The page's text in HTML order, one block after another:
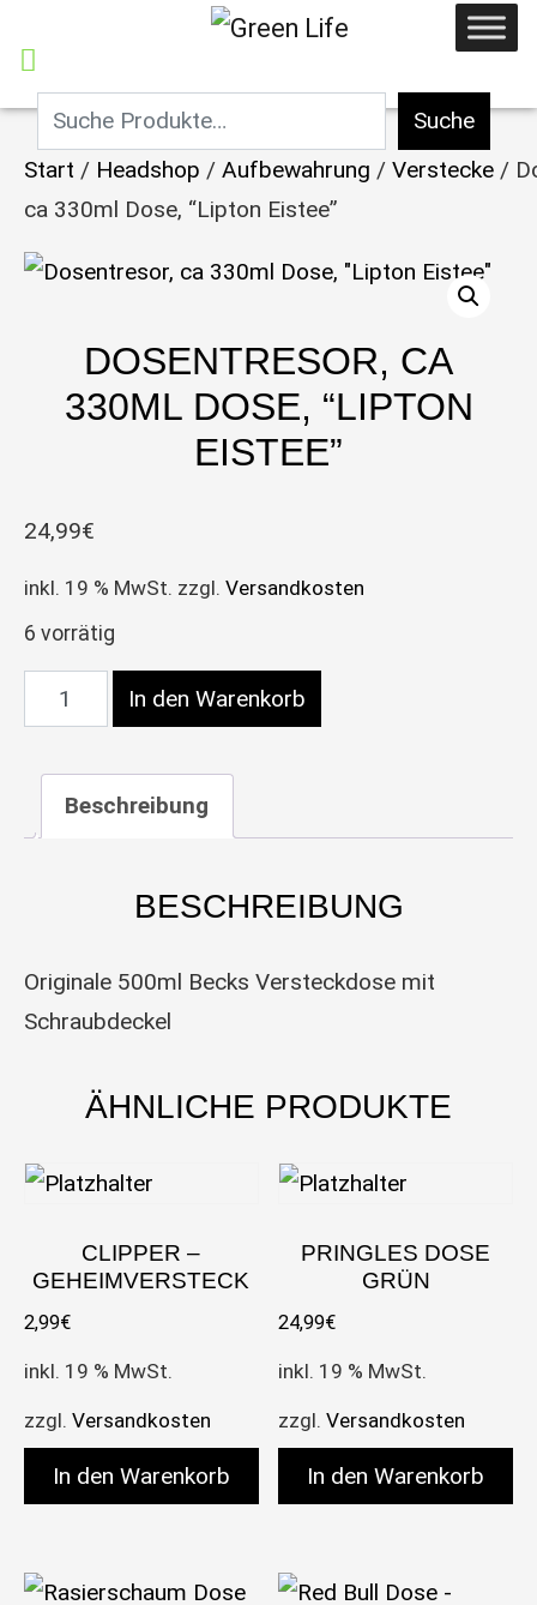
Suche
Start / Headshop / Aufbewahrung / Verstecke /
ca 330ml Dose, “Lipton Eistee”
DOSENTRESOR, CA
330ML DOSE, “LIPTON
EISTEE”
24,99€
inkl. 19 % MwSt. zzgl. Versandkosten
6 vorrätig
Dosentresor, ca 330ml Dose, "Lipton Eistee"
In den Warenkorb
Beschreibung
BESCHREIBUNG
Originale 500ml Becks Versteckdose mit
Schraubdeckel
ÄHNLICHE PRODUKTE
CLIPPER –
GEHEIMVERSTECK
2,99€
inkl. 19 % MwSt.
zzgl. Versandkosten
In den Warenkorb
PRINGLES DOSE
GRÜN
24,99€
inkl. 19 % MwSt.
zzgl.Versandkosten
In den Warenkorb